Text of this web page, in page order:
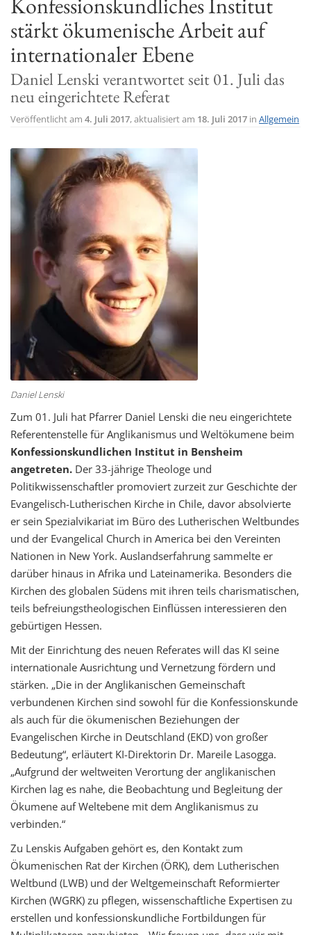
stärkt ökumenische Arbeit auf
internationaler Ebene
Daniel Lenski verantwortet seit 01. Juli das
neu eingerichtete Referat
Veröffentlicht am 4. Juli 2017, aktualisiert am 18. Juli 2017 in Allgemein
Daniel Lenski
Zum 01. Juli hat Pfarrer Daniel Lenski die neu eingerichtete
Referentenstelle für Anglikanismus und Weltökumene beim
Konfessionskundlichen Institut in Bensheim
angetreten. Der 33-jährige Theologe und
Politikwissenschaftler promoviert zurzeit zur Geschichte der
Evangelisch-Lutherischen Kirche in Chile, davor absolvierte
er sein Spezialvikariat im Büro des Lutherischen Weltbundes
und der Evangelical Church in America bei den Vereinten
Nationen in New York. Auslandserfahrung sammelte er
darüber hinaus in Afrika und Lateinamerika. Besonders die
Kirchen des globalen Südens mit ihren teils charismatischen,
teils befreiungstheologischen Einflüssen interessieren den
gebürtigen Hessen.
Mit der Einrichtung des neuen Referates will das KI seine
internationale Ausrichtung und Vernetzung fördern und
stärken. „Die in der Anglikanischen Gemeinschaft
verbundenen Kirchen sind sowohl für die Konfessionskunde
als auch für die ökumenischen Beziehungen der
Evangelischen Kirche in Deutschland (EKD) von großer
Bedeutung“, erläutert KI-Direktorin Dr. Mareile Lasogga.
„Aufgrund der weltweiten Verortung der anglikanischen
Kirchen lag es nahe, die Beobachtung und Begleitung der
Ökumene auf Weltebene mit dem Anglikanismus zu
verbinden.“
Zu Lenskis Aufgaben gehört es, den Kontakt zum
Ökumenischen Rat der Kirchen (ÖRK), dem Lutherischen
Weltbund (LWB) und der Weltgemeinschaft Reformierter
Kirchen (WGRK) zu pflegen, wissenschaftliche Expertisen zu
erstellen und konfessionskundliche Fortbildungen für